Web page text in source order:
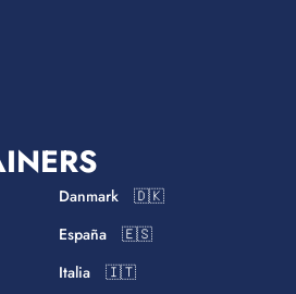
Danmark 🇩🇰
España 🇪🇸
Italia 🇮🇹